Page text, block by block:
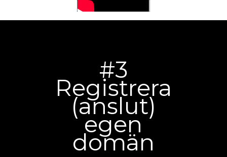
#3
Registrera
(anslut)
egen
domän